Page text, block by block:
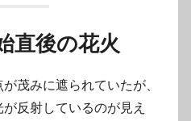
直後の花火
茂みに遮られていたが、
反射しているのが見え